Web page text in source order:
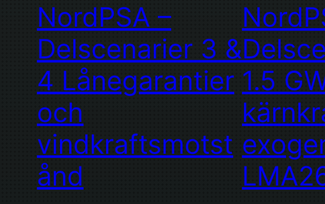
NordPSA –
Delscenarier 3 &
4 Lånegarantier
och
vindkraftsmotst
ånd
1.5